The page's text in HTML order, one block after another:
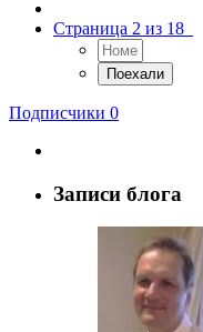
Страница 2 из 18
Подписчики 0
Записи блога